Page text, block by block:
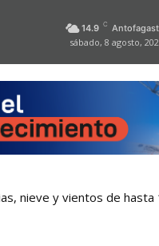
14.9 C
sábado, 8 agosto,
nieve y vientos de hasta
Antofagasta